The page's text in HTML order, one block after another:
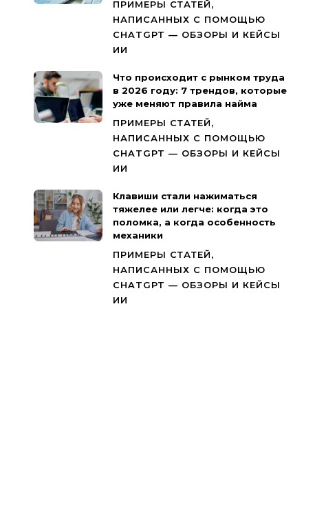
ПРИМЕРЫ СТАТЕЙ,
НАПИСАННЫХ С ПОМОЩЬЮ
CHATGPT — ОБЗОРЫ И КЕЙСЫ
ИИ
Что происходит с рынком труда
в 2026 году: 7 трендов, которые
уже меняют правила найма
ПРИМЕРЫ СТАТЕЙ,
НАПИСАННЫХ С ПОМОЩЬЮ
CHATGPT — ОБЗОРЫ И КЕЙСЫ
ИИ
Клавиши стали нажиматься
тяжелее или легче: когда это
поломка, а когда особенность
механики
ПРИМЕРЫ СТАТЕЙ,
НАПИСАННЫХ С ПОМОЩЬЮ
CHATGPT — ОБЗОРЫ И КЕЙСЫ
ИИ